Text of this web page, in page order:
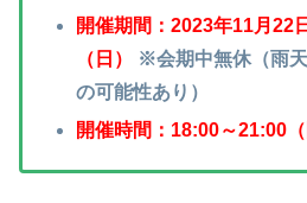
開催期間：2023年11月22
（日）
※会期中無休（雨
の可能性あり）
開催時間：18:00～21:00（